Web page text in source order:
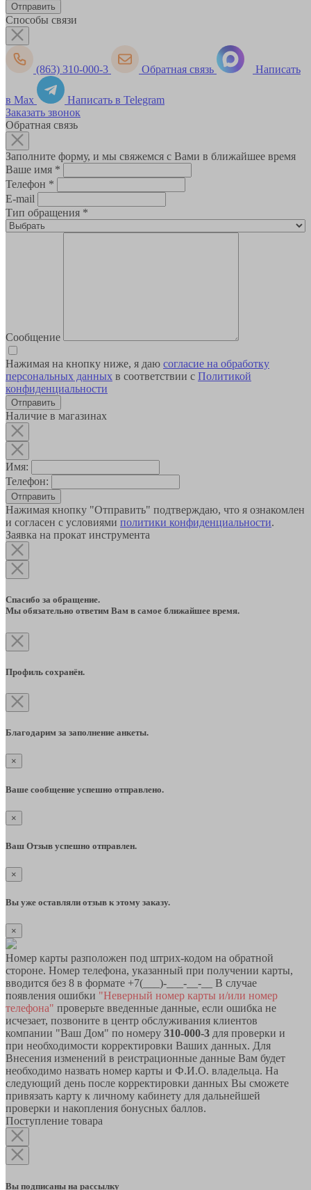
Способы связи
(863) 310-000-3 Обратная связь Написать
в Max
Написать в Telegram
Заказать звонок
Обратная связь
Заполните форму, и мы свяжемся с Вами в ближайшее время
Ваше имя *
Телефон *
E-mail
Тип обращения *
Сообщение
Нажимая на кнопку ниже, я даю согласие на обработку
персональных данных в соответствии с Политикой
конфиденциальности
Наличие в магазинах
Имя:
Телефон:
Отправить
Нажимая кнопку "Отправить" подтверждаю, что я ознакомлен
и согласен с условиями политики конфиденциальности.
Заявка на прокат инструмента
Спасибо за обращение.
Мы обязательно ответим Вам в самое ближайшее время.
Профиль сохранён.
Благодарим за заполнение анкеты.
×
Ваше сообщение успешно отправлено.
×
Ваш Отзыв успешно отправлен.
×
Вы уже оставляли отзыв к этому заказу.
×
Номер карты разположен под штрих-кодом на обратной
стороне. Номер телефона, указанный при получении карты,
вводится без 8 в формате +7(___)-___-__-__ В случае
появления ошибки "Неверный номер карты и/или номер
телефона" проверьте введенные данные, если ошибка не
исчезает, позвоните в центр обслуживания клиентов
компании "Ваш Дом" по номеру 310-000-3 для проверки и
при необходимости корректировки Ваших данных. Для
Внесения изменений в реистрационные данные Вам будет
необходимо назвать номер карты и Ф.И.О. владельца. На
следующий день после корректировки данных Вы сможете
привязать карту к личному кабинету для дальнейшей
проверки и накопления бонусных баллов.
Поступление товара
Вы подписаны на рассылку